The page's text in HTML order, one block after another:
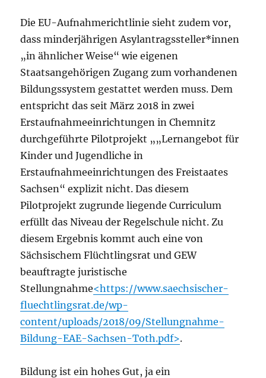
Die EU-Aufnahmerichtlinie sieht zudem vor,
dass minderjährigen Asylantragssteller*innen
„in ähnlicher Weise“ wie eigenen
Staatsangehörigen Zugang zum vorhandenen
Bildungssystem gestattet werden muss. Dem
entspricht das seit März 2018 in zwei
Erstaufnahmeeinrichtungen in Chemnitz
durchgeführte Pilotprojekt „„Lernangebot für
Kinder und Jugendliche in
Erstaufnahmeeinrichtungen des Freistaates
Sachsen“ explizit nicht. Das diesem
Pilotprojekt zugrunde liegende Curriculum
erfüllt das Niveau der Regelschule nicht. Zu
diesem Ergebnis kommt auch eine von
Sächsischem Flüchtlingsrat und GEW
beauftragte juristische
Stellungnahme<https://www.saechsischer-
fluechtlingsrat.de/wp-
content/uploads/2018/09/Stellungnahme-
Bildung-EAE-Sachsen-Toth.pdf>.
Bildung ist ein hohes Gut, ja ein